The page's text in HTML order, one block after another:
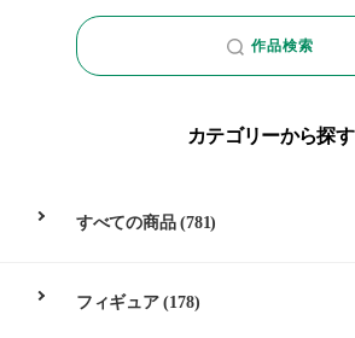
作品検索
カテゴリーから探す
すべての商品(781)
フィギュア(178)